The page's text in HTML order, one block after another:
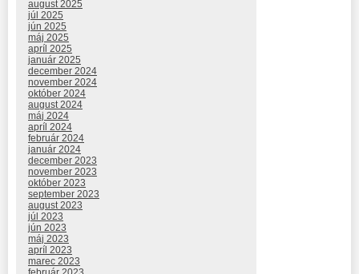
august 2025
júl 2025
jún 2025
máj 2025
apríl 2025
január 2025
december 2024
november 2024
október 2024
august 2024
máj 2024
apríl 2024
február 2024
január 2024
december 2023
november 2023
október 2023
september 2023
august 2023
júl 2023
jún 2023
máj 2023
apríl 2023
marec 2023